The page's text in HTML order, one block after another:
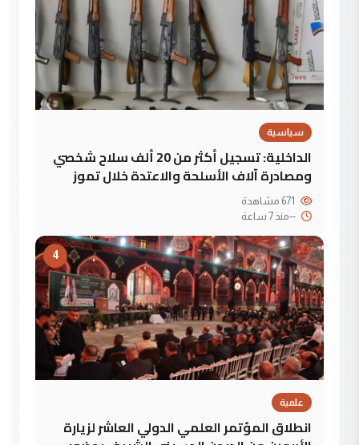
سياسية
الداخلية: تسجيل أكثر من 20 ألف سلاح شخصي
ومصادرة آلاف الأسلحة والاعتدة خلال تموز
--منذ 7 ساعة
4
علمية
انطلاق المؤتمر العلمي الدولي العاشر لزيارة